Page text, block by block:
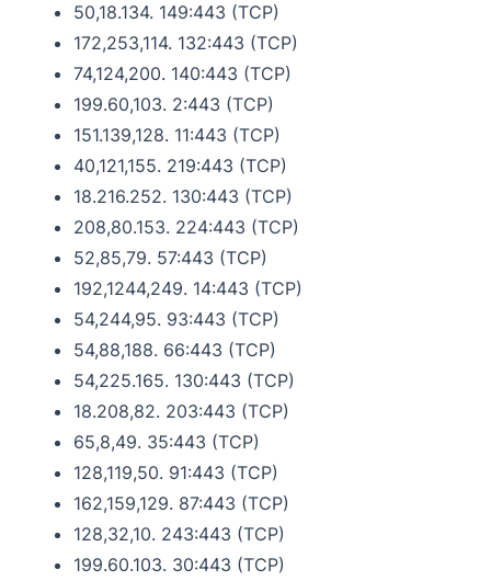
50,18.134. 149:443 (TCP)
172,253,114. 132:443 (TCP)
74,124,200. 140:443 (TCP)
199.60,103. 2:443 (TCP)
151.139,128. 11:443 (TCP)
40,121,155. 219:443 (TCP)
18.216.252. 130:443 (TCP)
208,80.153. 224:443 (TCP)
52,85,79. 57:443 (TCP)
192,1244,249. 14:443 (TCP)
54,244,95. 93:443 (TCP)
54,88,188. 66:443 (TCP)
54,225.165. 130:443 (TCP)
18.208,82. 203:443 (TCP)
65,8,49. 35:443 (TCP)
128,119,50. 91:443 (TCP)
162,159,129. 87:443 (TCP)
128,32,10. 243:443 (TCP)
199.60.103. 30:443 (TCP)